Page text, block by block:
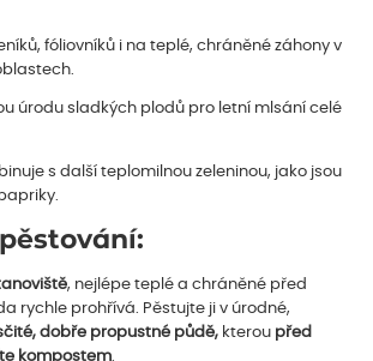
fóliovníků i na teplé, chráněné záhony v
úrodu sladkých plodů pro letní mlsání celé
s další teplomilnou zeleninou, jako jsou
, nejlépe teplé a chráněné před
rychle prohřívá. Pěstujte ji v úrodné,
dobře propustné půdě, kterou před
kompostem.